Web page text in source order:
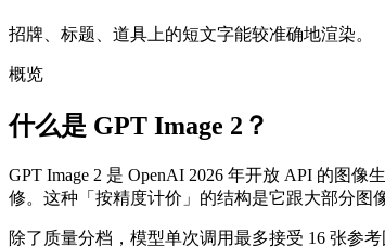
招牌、标题、道具上的短文字能较准确地渲染。
概览
什么是 GPT Image 2？
GPT Image 2 是 OpenAI 2026 年开放 API 的图
修。这种「按精度计价」的结构是它跟大部分
除了质量分档，模型单次调用最多接受 16 张参